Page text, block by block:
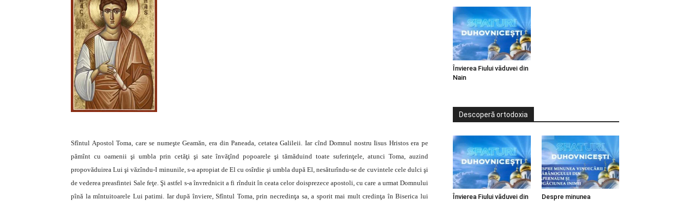
Sfîntul Apostol Toma, care se numeşte Geamăn, era din Paneada, cetatea Galileii. Iar cînd Domnul nostru Iisus Hristos era pe
pămînt cu oamenii şi umbla prin cetăţi şi sate învăţînd popoarele şi tămăduind toate suferinţele, atunci Toma, auzind
propovăduirea Lui şi văzîndu-I minunile, s-a apropiat de El cu osîrdie şi umbla după El, nesăturîndu-se de cuvintele cele dulci şi
de vederea preasfintei Sale feţe. Şi astfel s-a învrednicit a fi rînduit în ceata celor doisprezece apostoli, cu care a urmat Domnului
pînă la mîntuitoarele Lui patimi. Iar după înviere, Sfîntul Toma, prin necredinţa sa, a sporit mai mult credinţa în Biserica lui
Învierea Fiului văduvei din
Nain
Descoperă ortodoxia
Învierea Fiului văduvei din
Despre minunea